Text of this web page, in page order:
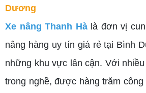
Dương
Xe nâng Thanh Hàlà đơn vị
nâng hàng uy tín giá rẻ tại Bình
những khu vực lân cận. Với
trong nghề, được hàng trăm